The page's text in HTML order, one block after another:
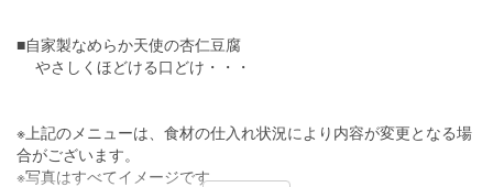
■自家製なめらか天使の杏仁豆腐
やさしくほどける口どけ・・・
※上記のメニューは、食材の仕入れ状況により内容が変更となる場
合がございます。
※写真はすべてイメージです。